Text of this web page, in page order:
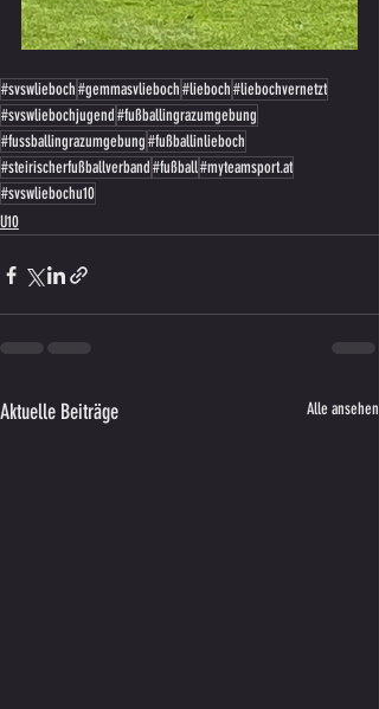
#svswlieboch#gemmasvlieboch#lieboch#liebochvernetzt
#svswliebochjugend#fußballingrazumgebung
#fussballingrazumgebung#fußballinlieboch
#steirischerfußballverband#fußball#myteamsport.at
#svswliebochu10
U10
Aktuelle Beiträge Alle ansehen